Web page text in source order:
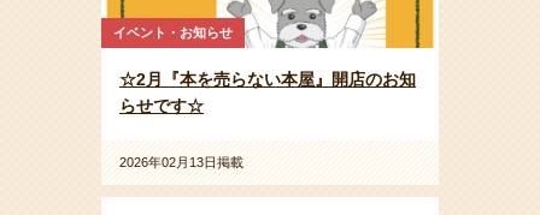
イベント・お知らせ
☆2月『本を売らない本屋』開店のお知
らせです☆
2026年02月13日掲載